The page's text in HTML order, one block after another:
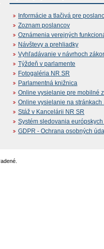
Informácie a tlačivá pre
Zoznam poslancov
Oznámenia verejných
Návštevy a prehliadky
Vyhľadávanie v návrhoch
Týždeň v parlamente
Fotogaléria NR SR
Parlamentná knižnica
Online vysielanie pre mobilné
Online vysielanie na stránkach
Stáž v Kancelárii NR SR
Systém sledovania
GDPR - Ochrana osobných